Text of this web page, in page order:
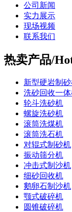
公司新闻
实力展示
现场视频
联系我们
热卖产品/
新型硬岩制
洗砂回收一
轮斗洗砂机
螺旋洗砂机
滚筒洗煤机
滚筒洗石机
对辊式制砂机
振动筛分机
冲击式制沙机
细砂回收机
鹅卵石制沙机
颚式破碎机
圆锥破碎机